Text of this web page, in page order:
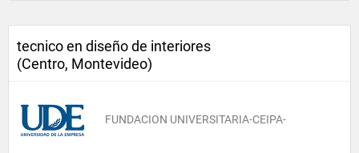
tecnico en diseño de interiores
(Centro, Montevideo)
FUNDACION UNIVERSITARIA-CEIPA-